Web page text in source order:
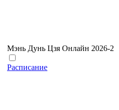
Мэнь Дунь Цзя Онлайн 2026-2
Расписание